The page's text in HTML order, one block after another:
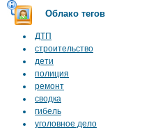
Облако тегов
ДТП
строительство
дети
полиция
ремонт
сводка
гибель
уголовное дело